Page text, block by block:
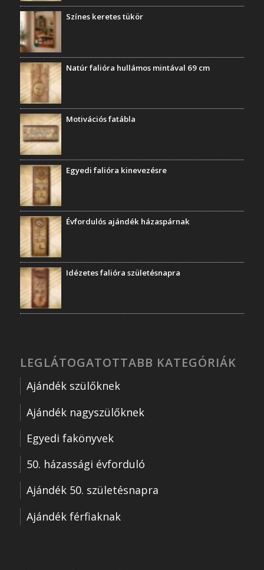
Színes keretes tükör
Natúr falióra hullámos mintával 69 cm
Motivációs fatábla
Egyedi falióra kinevezésre
Évfordulós ajándék házaspárnak
Idézetes falióra születésnapra
LEGLÁTOGATOTTABB KATEGÓRIÁK
Ajándék szülőknek
Ajándék nagyszülőknek
Egyedi fakönyvek
50. házassági évforduló
Ajándék 50. születésnapra
Ajándék férfiaknak